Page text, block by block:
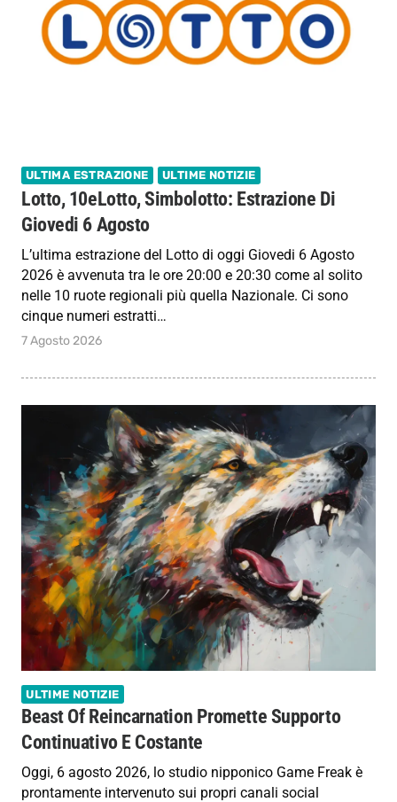
ULTIMA ESTRAZIONE ULTIME NOTIZIE
Lotto, 10eLotto, Simbolotto: Estrazione Di
Giovedi 6 Agosto
L’ultima estrazione del Lotto di oggi Giovedi 6 Agosto
2026 è avvenuta tra le ore 20:00 e 20:30 come al solito
nelle 10 ruote regionali più quella Nazionale. Ci sono
cinque numeri estratti…
7 Agosto 2026
ULTIME NOTIZIE
Beast Of Reincarnation Promette Supporto
Continuativo E Costante
Oggi, 6 agosto 2026, lo studio nipponico Game Freak è
prontamente intervenuto sui propri canali social